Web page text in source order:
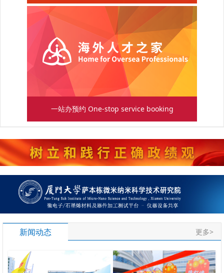
一站办预约 One-stop service booking
新闻动态 更多>